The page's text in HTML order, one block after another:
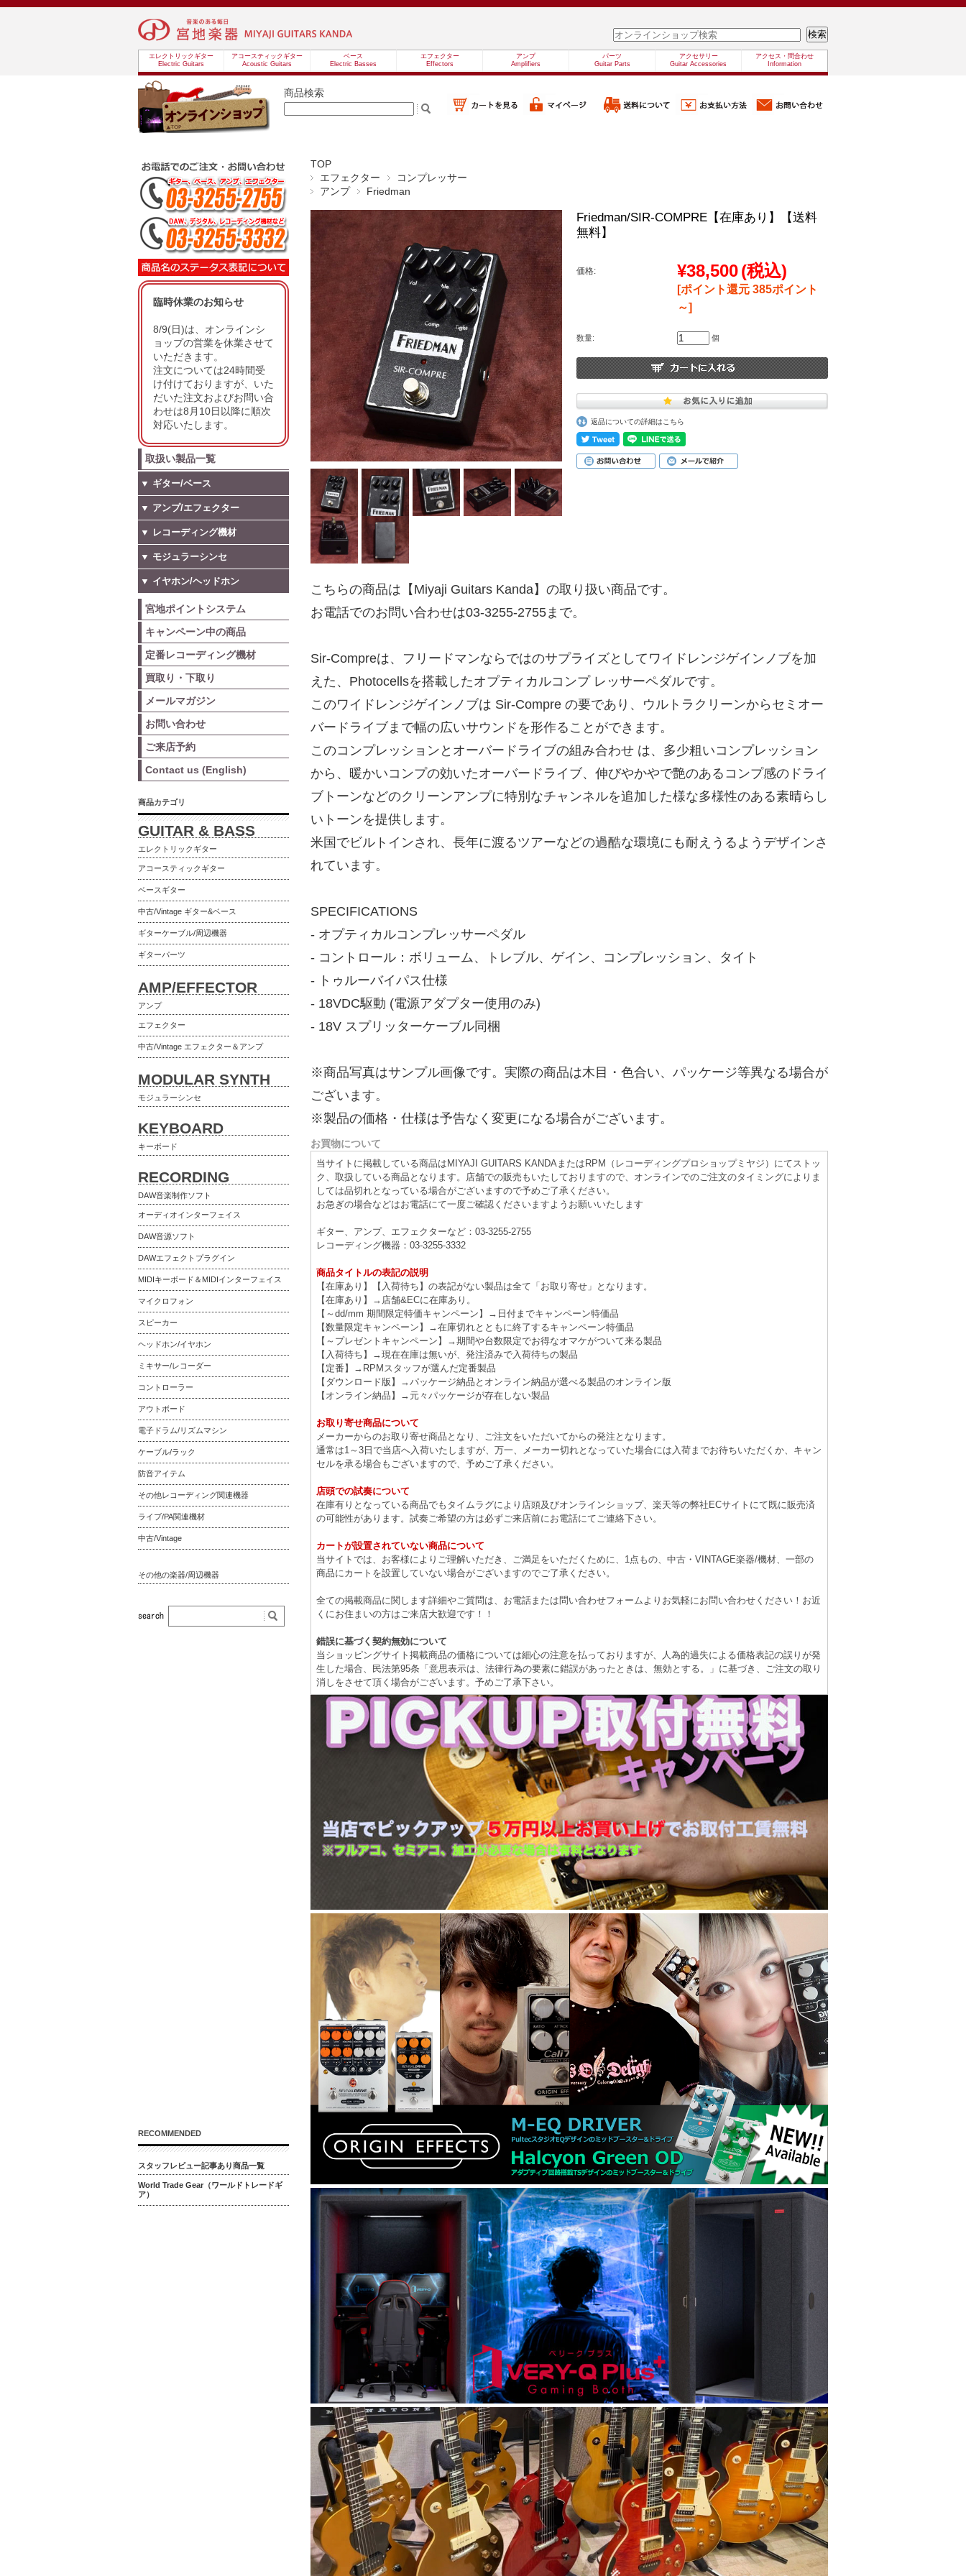
エレクトリックギター
Electric Guitars
アコースティックギター
Acoustic Guitars
ベース
Electric Basses
エフェクター
Effectors
アンプ
Amplifiers
パーツ
Guitar Parts
アクセサリー
Guitar Accessories
アクセス・問合わせ
Information
商品検索
TOP
エフェクター
コンプレッサー
アンプ
Friedman
Friedman/SIR-COMPRE【在庫あり】【送料
無料】
価格: ¥38,500(税込)
[ポイント還元 385ポイント
～]
数量: 個
返品についての詳細はこちら
こちらの商品は【Miyaji Guitars Kanda】の取り扱い商品です。
お電話でのお問い合わせは03-3255-2755まで。
Sir-Compreは、フリードマンならではのサプライズとしてワイドレンジゲインノブを加
えた、Photocellsを搭載したオプティカルコンプ レッサーペダルです。
このワイドレンジゲインノブは Sir-Compre の要であり、ウルトラクリーンからセミオー
バードライブまで幅の広いサウンドを形作ることができます。
このコンプレッションとオーバードライブの組み合わせ は、多少粗いコンプレッション
から、暖かいコンプの効いたオーバードライブ、伸びやかやで艶のあるコンプ感のドライ
ブトーンなどのクリーンアンプに特別なチャンネルを追加した様な多様性のある素晴らし
いトーンを提供します。
米国でビルトインされ、長年に渡るツアーなどの過酷な環境にも耐えうるようデザインさ
れています。
SPECIFICATIONS
- オプティカルコンプレッサーペダル
- コントロール：ボリューム、トレブル、ゲイン、コンプレッション、タイト
- トゥルーバイパス仕様
- 18VDC駆動 (電源アダプター使用のみ)
- 18V スプリッターケーブル同梱
※商品写真はサンプル画像です。実際の商品は木目・色合い、パッケージ等異なる場合が
ございます。
※製品の価格・仕様は予告なく変更になる場合がございます。
お買物について
当サイトに掲載している商品はMIYAJI GUITARS KANDAまたはRPM（レコーディングプロショップミヤジ）にてストッ
ク、取扱している商品となります。店舗での販売もいたしておりますので、オンラインでのご注文のタイミングによりま
しては品切れとなっている場合がございますので予めご了承ください。
お急ぎの場合などはお電話にて一度ご確認くださいますようお願いいたします
ギター、アンプ、エフェクターなど：03-3255-2755
レコーディング機器：03-3255-3332
商品タイトルの表記の説明
【在庫あり】【入荷待ち】の表記がない製品は全て「お取り寄せ」となります。
【在庫あり】→店舗&ECに在庫あり。
【～dd/mm 期間限定特価キャンペーン】→日付までキャンペーン特価品
【数量限定キャンペーン】→在庫切れとともに終了するキャンペーン特価品
【～プレゼントキャンペーン】→期間や台数限定でお得なオマケがついて来る製品
【入荷待ち】→現在在庫は無いが、発注済みで入荷待ちの製品
【定番】→RPMスタッフが選んだ定番製品
【ダウンロード版】→パッケージ納品とオンライン納品が選べる製品のオンライン版
【オンライン納品】→元々パッケージが存在しない製品
お取り寄せ商品について
メーカーからのお取り寄せ商品となり、ご注文をいただいてからの発注となります。
通常は1～3日で当店へ入荷いたしますが、万一、メーカー切れとなっていた場合には入荷までお待ちいただくか、キャン
セルを承る場合もございますので、予めご了承ください。
店頭での試奏について
在庫有りとなっている商品でもタイムラグにより店頭及びオンラインショップ、楽天等の弊社ECサイトにて既に販売済
の可能性があります。試奏ご希望の方は必ずご来店前にお電話にてご連絡下さい。
カートが設置されていない商品について
当サイトでは、お客様によりご理解いただき、ご満足をいただくために、1点もの、中古・VINTAGE楽器/機材、一部の
商品にカートを設置していない場合がございますのでご了承ください。
全ての掲載商品に関します詳細やご質問は、お電話または問い合わせフォームよりお気軽にお問い合わせください！お近
くにお住まいの方はご来店大歓迎です！！
錯誤に基づく契約無効について
当ショッピングサイト掲載商品の価格については細心の注意を払っておりますが、人為的過失による価格表記の誤りが発
生した場合、民法第95条「意思表示は、法律行為の要素に錯誤があったときは、無効とする。」に基づき、ご注文の取り
消しをさせて頂く場合がございます。予めご了承下さい。
臨時休業のお知らせ
8/9(日)は、オンラインシ
ョップの営業を休業させて
いただきます。
注文については24時間受
け付けておりますが、いた
だいた注文およびお問い合
わせは8月10日以降に順次
対応いたします。
取扱い製品一覧
▼ ギター/ベース
▼ アンプ/エフェクター
▼ レコーディング機材
▼ モジュラーシンセ
▼ イヤホン/ヘッドホン
宮地ポイントシステム
キャンペーン中の商品
定番レコーディング機材
買取り・下取り
メールマガジン
お問い合わせ
ご来店予約
Contact us (English)
商品カテゴリ
GUITAR & BASS
エレクトリックギター
アコースティックギター
ベースギター
中古/Vintage ギター&ベース
ギターケーブル/周辺機器
ギターパーツ
AMP/EFFECTOR
アンプ
エフェクター
中古/Vintage エフェクター＆アンプ
MODULAR SYNTH
モジュラーシンセ
KEYBOARD
キーボード
RECORDING
DAW音楽制作ソフト
オーディオインターフェイス
DAW音源ソフト
DAWエフェクトプラグイン
MIDIキーボード＆MIDIインターフェイス
マイクロフォン
スピーカー
ヘッドホン/イヤホン
ミキサー/レコーダー
コントローラー
アウトボード
電子ドラム/リズムマシン
ケーブル/ラック
防音アイテム
その他レコーディング関連機器
ライブ/PA関連機材
中古/Vintage
その他の楽器/周辺機器
RECOMMENDED
スタッフレビュー記事あり商品一覧
World Trade Gear（ワールドトレードギ
ア）